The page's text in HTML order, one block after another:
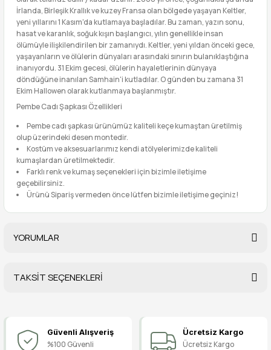
İrlanda, Birleşik Krallık ve kuzey Fransa olan bölgede yaşayan Keltler,
yeni yıllarını 1 Kasım'da kutlamaya başladılar. Bu zaman, yazın sonu,
hasat ve karanlık, soğuk kışın başlangıcı, yılın genellikle insan
ölümüyle ilişkilendirilen bir zamanıydı. Keltler, yeni yıldan önceki gece,
yaşayanların ve ölülerin dünyaları arasındaki sınırın bulanıklaştığına
inanıyordu. 31 Ekim gecesi, ölülerin hayaletlerinin dünyaya
döndüğüne inanılan Samhain'i kutladılar. O günden bu zamana 31
Ekim Hallowen olarak kutlanmaya başlanmıştır.
Pembe Cadı Şapkası Özellikleri
Pembe cadı şapkası ürünümüz kaliteli keçe kumaştan üretilmiş
olup üzerindeki desen montedir.
Kostüm ve aksesuarlarımız kendi atölyelerimizde kaliteli
kumaşlardan üretilmektedir.
Farklı renk ve kumaş seçenekleri için bizimle iletişime
geçebilirsiniz.
Ürünü Sipariş vermeden önce lütfen bizimle iletişime geçiniz!
YORUMLAR
Yorum Yaz
TAKSİT SEÇENEKLERİ
Güvenli Alışveriş
%100 Güvenli
Ücretsiz Kargo
Ücretsiz Kargo